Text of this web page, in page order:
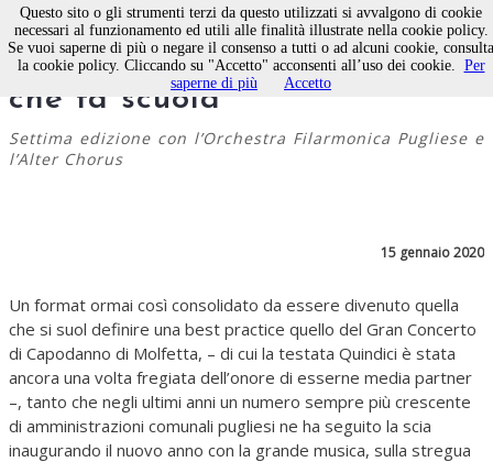
Un concerto di Capodanno
che fa scuola
Settima edizione con l’Orchestra Filarmonica Pugliese e
l’Alter Chorus
15 gennaio 2020
Un format ormai così consolidato da essere divenuto quella
che si suol definire una best practice quello del Gran Concerto
di Capodanno di Molfetta, – di cui la testata Quindici è stata
ancora una volta fregiata dell’onore di esserne media partner
–, tanto che negli ultimi anni un numero sempre più crescente
di amministrazioni comunali pugliesi ne ha seguito la scia
inaugurando il nuovo anno con la grande musica, sulla stregua
Questo sito o gli strumenti terzi da questo utilizzati si avvalgono di cookie
necessari al funzionamento ed utili alle finalità illustrate nella cookie policy.
Se vuoi saperne di più o negare il consenso a tutti o ad alcuni cookie, consulta
la cookie policy. Cliccando su "Accetto" acconsenti all’uso dei cookie. Per
saperne di più
Accetto